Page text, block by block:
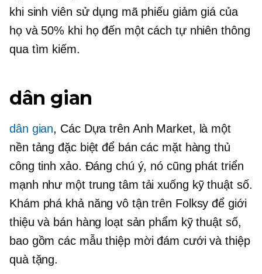
khi sinh viên sử dụng mã phiếu giảm giá của
họ và 50% khi họ đến một cách tự nhiên thông
qua tìm kiếm.
dân gian
dân gian, Các Dựa trên Anh Market, là một
nền tảng đặc biệt để bán các mặt hàng thủ
công tinh xảo. Đáng chú ý, nó cũng phát triển
mạnh như một trung tâm tải xuống kỹ thuật số.
Khám phá khả năng vô tận trên Folksy để giới
thiệu và bán hàng loạt sản phẩm kỹ thuật số,
bao gồm các mẫu thiệp mời đám cưới và thiệp
quà tặng.